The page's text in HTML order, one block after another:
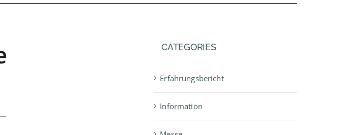
CATEGORIES
Erfahrungsbericht
Information